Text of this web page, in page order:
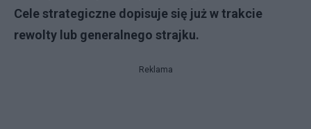
Cele strategiczne dopisuje się już w trakcie
rewolty lub generalnego strajku.
Reklama